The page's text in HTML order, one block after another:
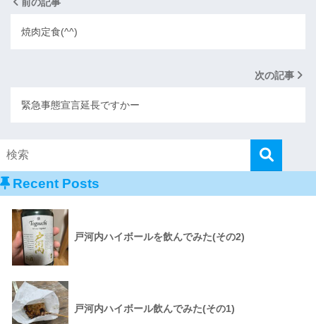
焼肉定食(^^)
次の記事
緊急事態宣言延長ですかー
Recent Posts
戸河内ハイボールを飲んでみた(その2)
戸河内ハイボール飲んでみた(その1)